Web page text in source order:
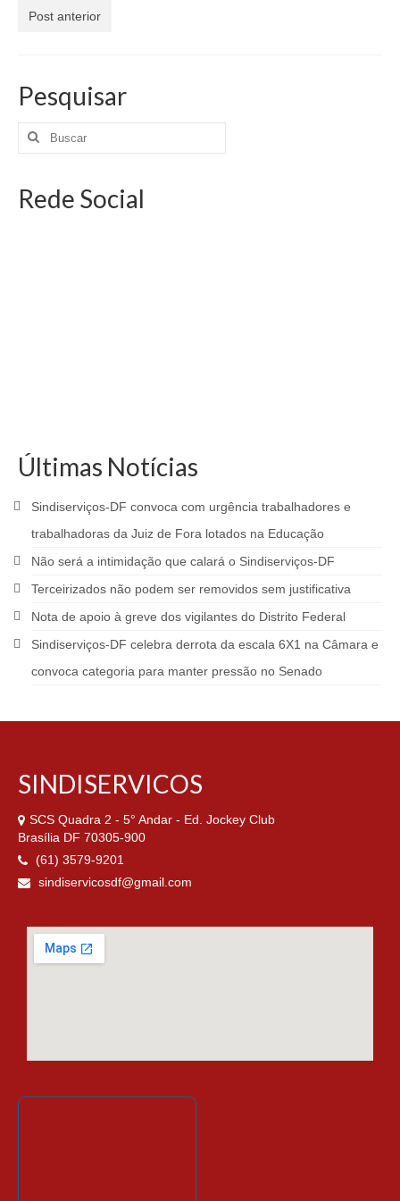
Jornais
Cartilhas
Sites Importantes
Contato
Post anterior
Pesquisar
Rede Social
Últimas Notícias
Sindiserviços-DF convoca com urgência trabalhadores e
trabalhadoras da Juiz de Fora lotados na Educação
Não será a intimidação que calará o Sindiserviços-DF
Terceirizados não podem ser removidos sem justificativa
Nota de apoio à greve dos vigilantes do Distrito Federal
Sindiserviços-DF celebra derrota da escala 6X1 na Câmara e
convoca categoria para manter pressão no Senado
SINDISERVICOS
SCS Quadra 2 - 5° Andar - Ed. Jockey Club
Brasília DF 70305-900
(61) 3579-9201
sindiservicosdf@gmail.com